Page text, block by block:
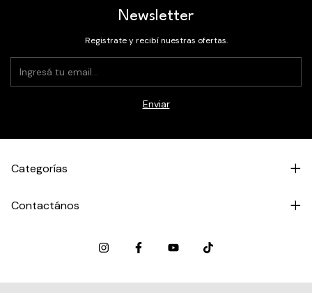
Newsletter
Registrate y recibí nuestras ofertas.
Categorías
Contactános